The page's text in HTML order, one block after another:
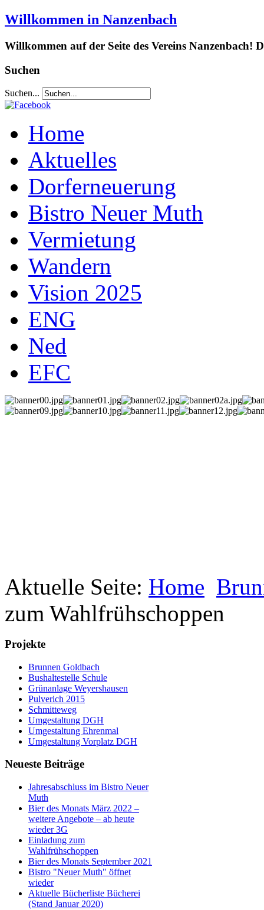
Willkommen in Nanzenbach
Willkommen auf der Seite des Vereins Nanzenbach!
Suchen
Suchen...
Home
Aktuelles
Dorferneuerung
Bistro Neuer Muth
Vermietung
Wandern
Vision 2025
ENG
Ned
EFC
Aktuelle Seite: Home
zum Wahlfrühschoppen
Projekte
Brunnen Goldbach
Bushaltestelle Schule
Grünanlage Weyershausen
Pulverich 2015
Schmitteweg
Umgestaltung DGH
Umgestaltung Ehrenmal
Umgestaltung Vorplatz DGH
Neueste Beiträge
Jahresabschluss im Bistro Neuer
Muth
Bier des Monats März 2022 –
weitere Angebote – ab heute
wieder 3G
Einladung zum
Wahlfrühschoppen
Bier des Monats September 2021
Bistro "Neuer Muth" öffnet
wieder
Aktuelle Bücherliste Bücherei
(Stand Januar 2020)